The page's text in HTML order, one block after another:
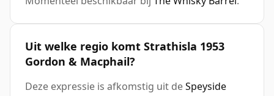
Uit welke regio komt Strathisla 1953
Gordon & Macphail?
Deze expressie is afkomstig uit deSpeyside